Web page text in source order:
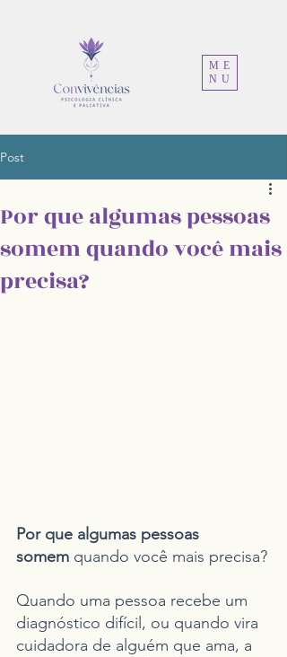
ME
NU
Post
Por que algumas pessoas
somem quando você mais
precisa?
Por que algumas pessoas
somem quando você mais precisa?
Quando uma pessoa recebe um
diagnóstico difícil, ou quando vira
cuidadora de alguém que ama, a